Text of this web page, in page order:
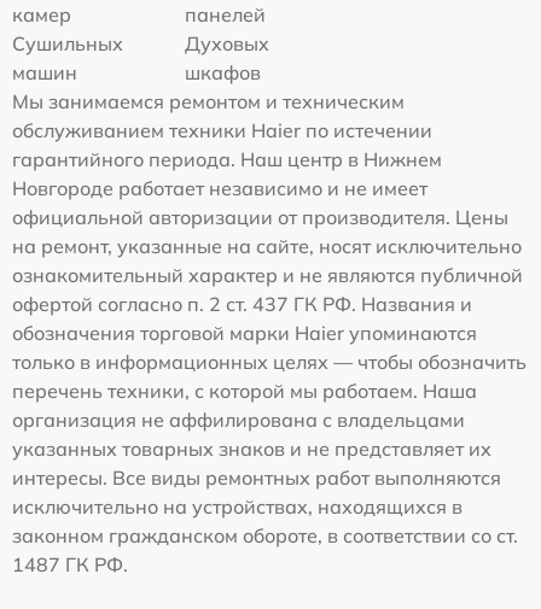
камер
панелей
Сушильных
машин
Духовых
шкафов
Мы занимаемся ремонтом и техническим
обслуживанием техники Haier по истечении
гарантийного периода. Наш центр в Нижнем
Новгороде работает независимо и не имеет
официальной авторизации от производителя. Цены
на ремонт, указанные на сайте, носят исключительно
ознакомительный характер и не являются публичной
офертой согласно п. 2 ст. 437 ГК РФ. Названия и
обозначения торговой марки Haier упоминаются
только в информационных целях — чтобы обозначить
перечень техники, с которой мы работаем. Наша
организация не аффилирована с владельцами
указанных товарных знаков и не представляет их
интересы. Все виды ремонтных работ выполняются
исключительно на устройствах, находящихся в
законном гражданском обороте, в соответствии со ст.
1487 ГК РФ.